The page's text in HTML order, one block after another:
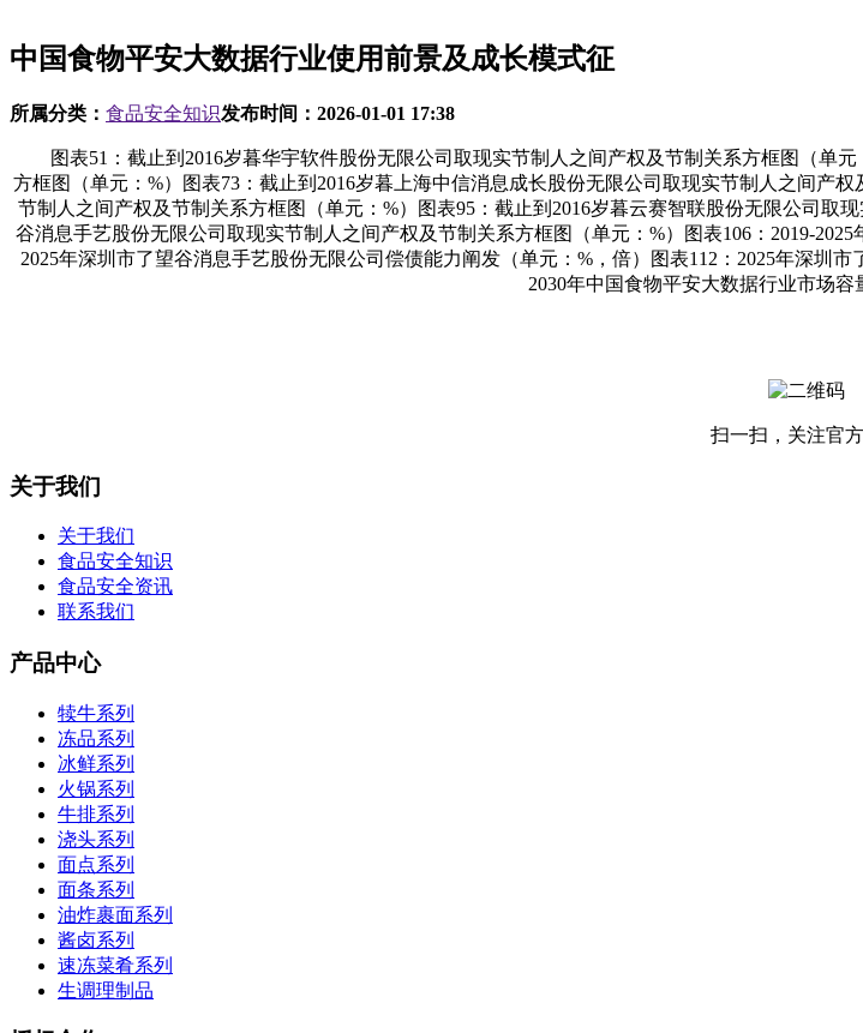
中国食物平安大数据行业使用前景及成长模式征
所属分类： 食品安全知识发布时间： 2026-01-01 17:38
图表51：截止到2016岁暮华宇软件股份无限公司取现实节制人之间产权及节制关系方框图（单
方框图（单元：%）图表73：截止到2016岁暮上海中信消息成长股份无限公司取现实节制人之间产
节制人之间产权及节制关系方框图（单元：%）图表95：截止到2016岁暮云赛智联股份无限公司取
谷消息手艺股份无限公司取现实节制人之间产权及节制关系方框图（单元：%）图表106：2019-
2025年深圳市了望谷消息手艺股份无限公司偿债能力阐发（单元：%，倍）图表112：2025年深圳
2030年中国食物平安大数据行业市场容
扫一扫，关注官
关于我们
关于我们
食品安全知识
食品安全资讯
联系我们
产品中心
犊牛系列
冻品系列
冰鲜系列
火锅系列
牛排系列
浇头系列
面点系列
面条系列
油炸裹面系列
酱卤系列
速冻菜肴系列
生调理制品